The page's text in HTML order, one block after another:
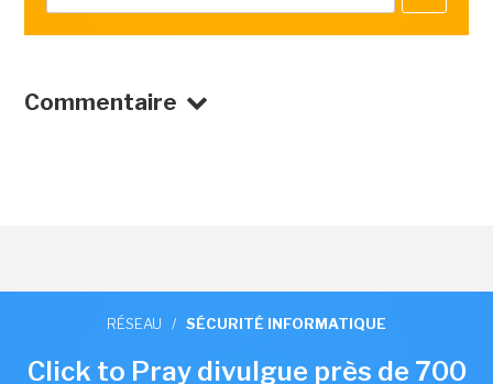
Commentaire
RÉSEAU / SÉCURITÉ INFORMATIQUE
Click to Pray divulgue près de 700